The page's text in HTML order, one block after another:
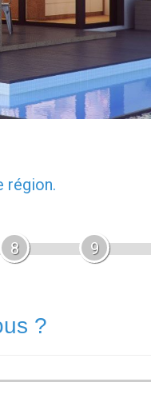
région.
8 9
?